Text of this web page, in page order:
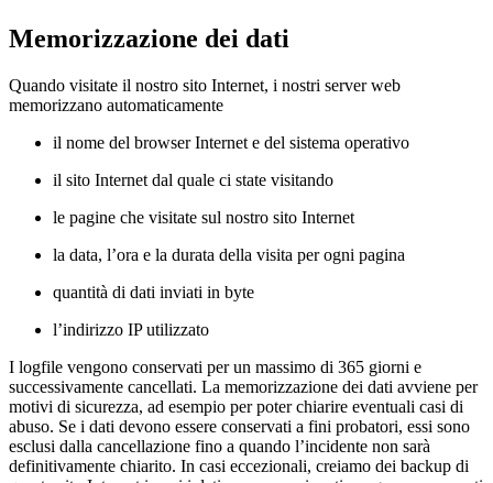
Memorizzazione dei dati
Quando visitate il nostro sito Internet, i nostri server web
memorizzano automaticamente
il nome del browser Internet e del sistema operativo
il sito Internet dal quale ci state visitando
le pagine che visitate sul nostro sito Internet
la data, l’ora e la durata della visita per ogni pagina
quantità di dati inviati in byte
l’indirizzo IP utilizzato
I logfile vengono conservati per un massimo di 365 giorni e
successivamente cancellati. La memorizzazione dei dati avviene per
motivi di sicurezza, ad esempio per poter chiarire eventuali casi di
abuso. Se i dati devono essere conservati a fini probatori, essi sono
esclusi dalla cancellazione fino a quando l’incidente non sarà
definitivamente chiarito. In casi eccezionali, creiamo dei backup di